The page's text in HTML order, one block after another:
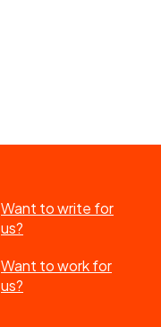
Want to write for
us?
Want to work for
us?